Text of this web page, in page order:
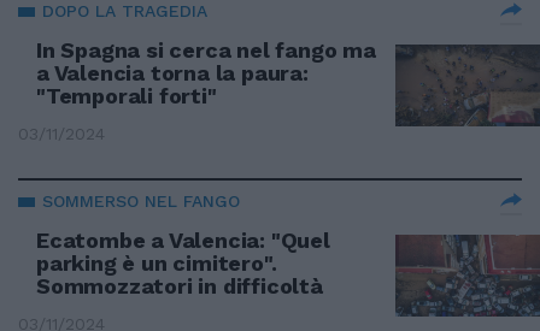
DOPO LA TRAGEDIA
In Spagna si cerca nel fango ma
a Valencia torna la paura:
"Temporali forti"
03/11/2024
SOMMERSO NEL FANGO
Ecatombe a Valencia: "Quel
parking è un cimitero".
Sommozzatori in difficoltà
03/11/2024